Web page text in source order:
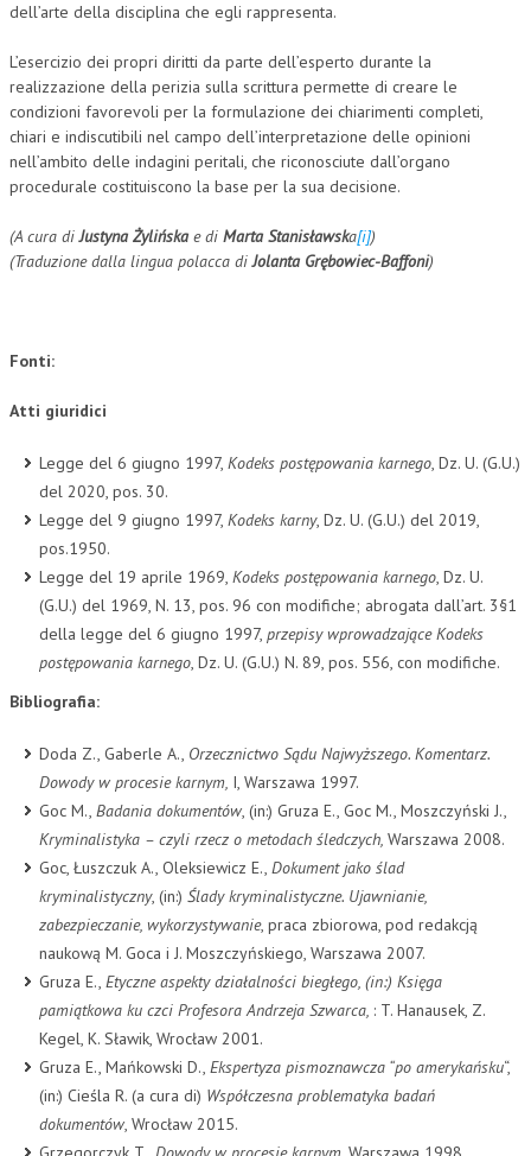
dell’arte della disciplina che egli rappresenta.
L’esercizio dei propri diritti da parte dell’esperto durante la
realizzazione della perizia sulla scrittura permette di creare le
condizioni favorevoli per la formulazione dei chiarimenti completi,
chiari e indiscutibili nel campo dell’interpretazione delle opinioni
nell’ambito delle indagini peritali, che riconosciute dall’organo
procedurale costituiscono la base per la sua decisione.
(A cura diJustyna Żylińskae di Marta Stanisławska[i])
(Traduzione dalla lingua polacca diJolanta Grębowiec-Baffoni)
Fonti:
Atti giuridici
Legge del 6 giugno 1997, Kodeks postępowania karnego, Dz. U. (G.U.)
del 2020, pos. 30.
Legge del 9 giugno 1997, Kodeks karny, Dz. U. (G.U.) del 2019,
pos.1950.
Legge del 19 aprile 1969, Kodeks postępowania karnego, Dz. U.
(G.U.) del 1969, N. 13, pos. 96 con modifiche; abrogata dall’art. 3§1
della legge del 6 giugno 1997, przepisy wprowadzające Kodeks
postępowania karnego, Dz. U. (G.U.) N. 89, pos. 556, con modifiche.
Bibliografia:
Doda Z., Gaberle A., Orzecznictwo Sądu Najwyższego. Komentarz.
Dowody w procesie karnym, I, Warszawa 1997.
Goc M., Badania dokumentów, (in:) Gruza E., Goc M., Moszczyński J.,
Kryminalistyka – czyli rzecz o metodach śledczych, Warszawa 2008.
Goc, Łuszczuk A., Oleksiewicz E., Dokument jako ślad
kryminalistyczny, (in:) Ślady kryminalistyczne. Ujawnianie,
zabezpieczanie, wykorzystywanie, praca zbiorowa, pod redakcją
naukową M. Goca i J. Moszczyńskiego, Warszawa 2007.
Gruza E., Etyczne aspekty działalności biegłego, (in:) Księga
pamiątkowa ku czci Profesora Andrzeja Szwarca, : T. Hanausek, Z.
Kegel, K. Sławik, Wrocław 2001.
Gruza E., Mańkowski D., Ekspertyza pismoznawcza “po amerykańsku“,
(in:) Cieśla R. (a cura di) Współczesna problematyka badań
dokumentów, Wrocław 2015.